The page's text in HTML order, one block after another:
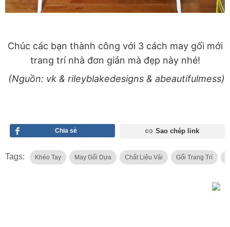
Chúc các bạn thành công với 3 cách may gối mới
trang trí nhà đơn giản mà đẹp này nhé!
(Nguồn: vk & rileyblakedesigns & abeautifulmess)
Chia sẻ Sao chép link
Tags: Khéo Tay May Gối Dựa Chất Liệu Vải Gối Trang Trí